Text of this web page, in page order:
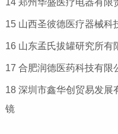
14 郑州华盛医疗电器有限
15 山西圣彼德医疗器械科
16 山东孟氏拔罐研究所有
17 合肥润德医药科技有限
18 深圳市鑫华创贸易发展
镜